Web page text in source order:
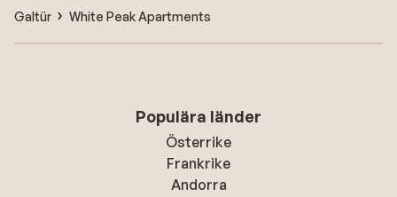
Galtür
White Peak Apartments
Populära länder
Österrike
Frankrike
Andorra